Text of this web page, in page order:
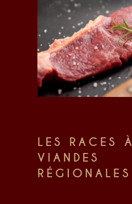
LES RACES À
VIANDES
RÉGIONALES